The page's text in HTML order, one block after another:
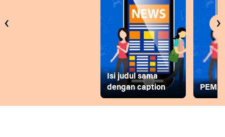
Isi judul sama
dengan caption
‹ ›